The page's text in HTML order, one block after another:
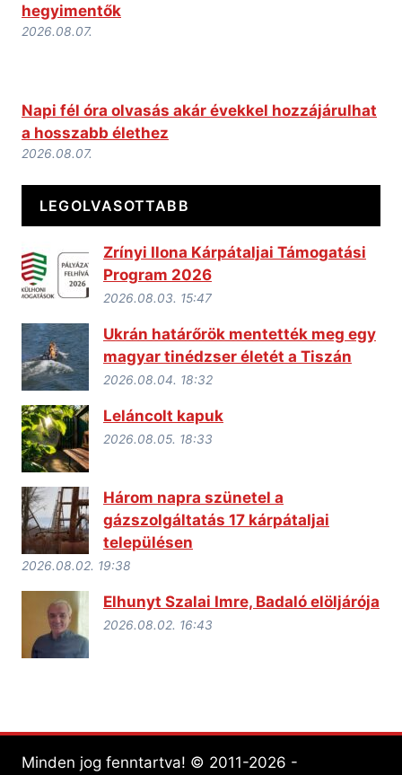
hegyimentők
2026.08.07.
Napi fél óra olvasás akár évekkel hozzájárulhat
a hosszabb élethez
2026.08.07.
LEGOLVASOTTABB
Zrínyi Ilona Kárpátaljai Támogatási
Program 2026
2026.08.03. 15:47
Ukrán határőrök mentették meg egy
magyar tinédzser életét a Tiszán
2026.08.04. 18:32
Leláncolt kapuk
2026.08.05. 18:33
Három napra szünetel a
gázszolgáltatás 17 kárpátaljai
településen
2026.08.02. 19:38
Elhunyt Szalai Imre, Badaló elöljárója
2026.08.02. 16:43
Minden jog fenntartva! © 2011-2026 -